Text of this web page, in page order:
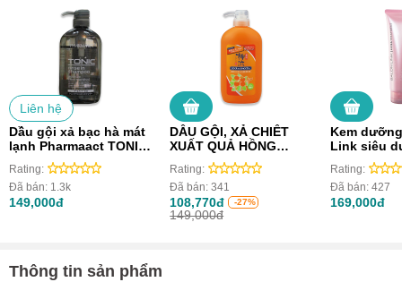
Liên hệ
Dầu gội xả bạc hà mát
lạnh Pharmaact TONIC
Nhật Bản dành cho
nam giới (600ml)
Rating:
Đã bán: 1.3k
149,000đ
DẦU GỘI, XẢ CHIẾT
XUẤT QUẢ HỒNG
SHIKIORIORI (Chai
600ml)
Rating:
Đã bán:341
108,770đ -27%
149,000đ
Kem
Link siêu
phục hồi
Rating:
Đã bán:427
169,000đ
Thông tin sản phẩm